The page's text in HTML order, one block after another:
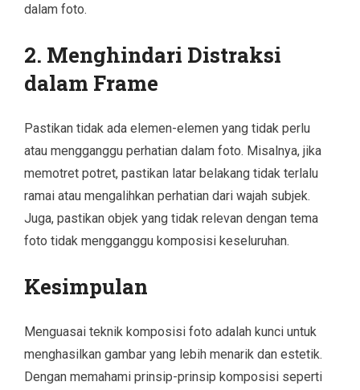
dalam foto.
2. Menghindari Distraksi
dalam Frame
Pastikan tidak ada elemen-elemen yang tidak perlu
atau mengganggu perhatian dalam foto. Misalnya, jika
memotret potret, pastikan latar belakang tidak terlalu
ramai atau mengalihkan perhatian dari wajah subjek.
Juga, pastikan objek yang tidak relevan dengan tema
foto tidak mengganggu komposisi keseluruhan.
Kesimpulan
Menguasai teknik komposisi foto adalah kunci untuk
menghasilkan gambar yang lebih menarik dan estetik.
Dengan memahami prinsip-prinsip komposisi seperti